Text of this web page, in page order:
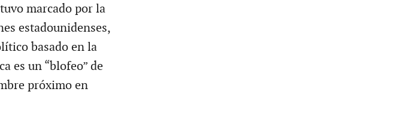
marcado por la
estadounidenses,
basado en la
es un “blofeo” de
próximo en